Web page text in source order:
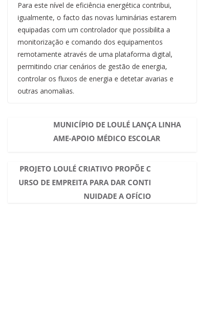
Para este nível de eficiência energética contribui,
igualmente, o facto das novas luminárias estarem
equipadas com um controlador que possibilita a
monitorização e comando dos equipamentos
remotamente através de uma plataforma digital,
permitindo criar cenários de gestão de energia,
controlar os fluxos de energia e detetar avarias e
outras anomalias.
MUNICÍPIO DE LOULÉ LANÇA LINHA
AME-APOIO MÉDICO ESCOLAR
PROJETO LOULÉ CRIATIVO PROPÕE C
URSO DE EMPREITA PARA DAR CONTI
NUIDADE A OFÍCIO